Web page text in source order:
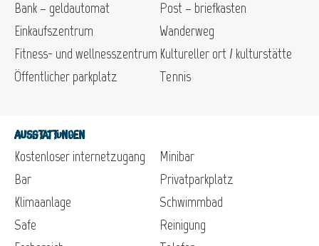
Bank – geldautomat
Einkaufszentrum
Fitness- und wellnesszentrum
Öffentlicher parkplatz
Post – briefkasten
Wanderweg
Kultureller ort / kulturstätte
Tennis
Ausstattungen
Kostenloser internetzugang
Bar
Klimaanlage
Safe
Minibar
Privatparkplatz
Schwimmbad
Reinigung